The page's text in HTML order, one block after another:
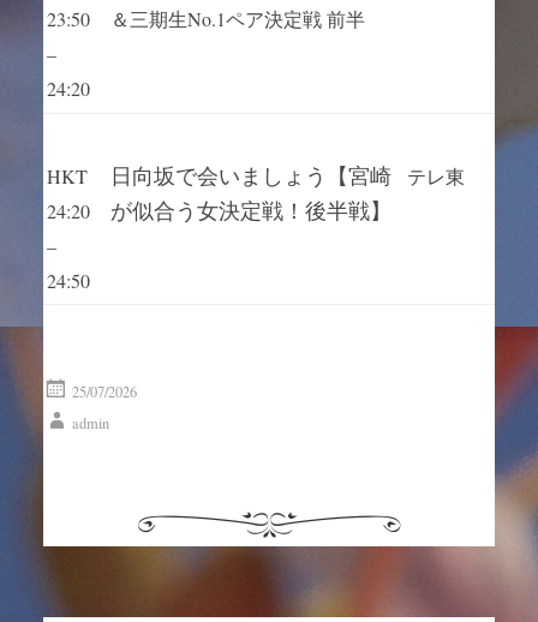
23:50
–
24:20
＆三期生No.1ペア決定戦 前半
HKT
24:20
–
24:50
日向坂で会いましょう【宮崎
が似合う女決定戦！後半戦】
テレ東
25/07/2026
admin